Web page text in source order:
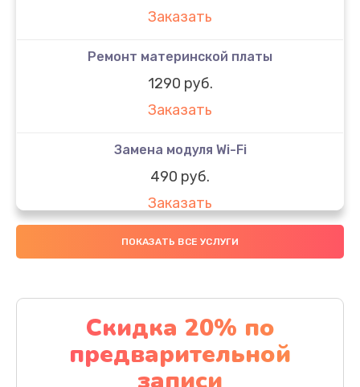
Заказать
Ремонт материнской платы
1290 руб.
Заказать
Замена модуля Wi-Fi
490 руб.
Заказать
Замена микрофона
Заказать
Замена аккумулятора
1130 руб.
ПОКАЗАТЬ ВСЕ УСЛУГИ
Скидка 20% по
предварительной